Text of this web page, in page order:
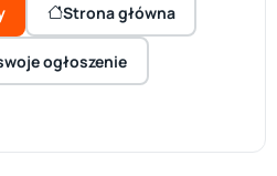
Strona główna
ogłoszenie